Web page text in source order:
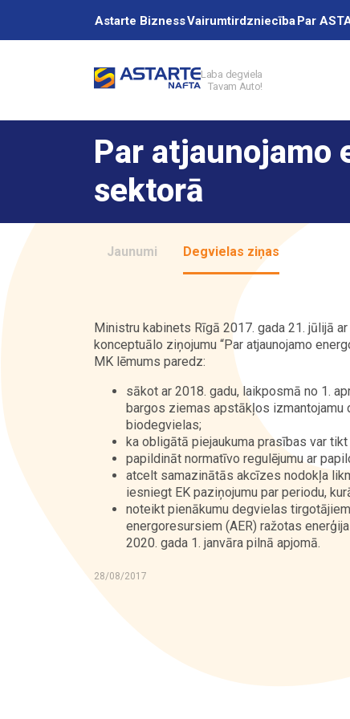
Astarte BiznessVairumtirdzniecībaPar
Laba degviela
Tavam Auto!
Uzpildes
Pakalpojumi
Kontakti
Par atjaunojamo
sektorā
Jaunumi Degvielas ziņas
Ministru kabinets Rīgā 2017. gada 21. jūlijā
konceptuālo ziņojumu “Par atjaunojamo
MK lēmums paredz:
sākot ar 2018. gadu, laikposmā no 1.
bargos ziemas apstākļos
biodegvielas;
ka obligātā piejaukuma prasības var
papildināt normatīvo regulējumu ar
atcelt samazinātās akcīzes nodokļa
iesniegt EK paziņojumu par periodu,
noteikt pienākumu degvielas
energoresursiem (AER) ražotas
2020. gada 1. janvāra pilnā apjomā.
28/08/2017